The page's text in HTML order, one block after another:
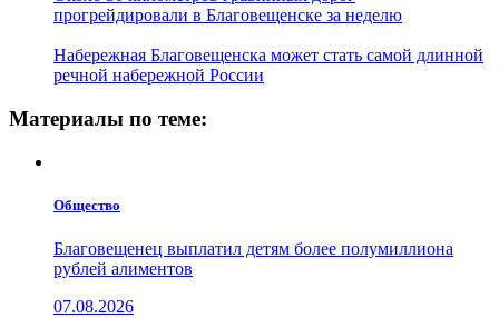
прогрейдировали в Благовещенске за неделю
Набережная Благовещенска может стать самой длинной
речной набережной России
Материалы по теме:
Общество
Благовещенец выплатил детям более полумиллиона
рублей алиментов
07.08.2026